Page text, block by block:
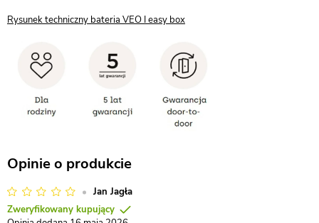
Rysunek techniczny bateria VEO I easy box
Opinie o produkcie
Jan Jagła
Zweryfikowany kupujący